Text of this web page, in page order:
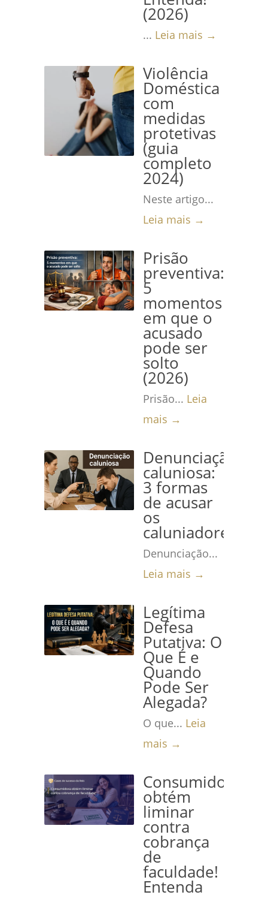
(2026)
... Leia mais →
Violência
Doméstica
com
medidas
protetivas
(guia
completo
2024)
Neste artigo...
Leia mais →
Prisão
preventiva:
5
momentos
em que o
acusado
pode ser
solto
(2026)
Prisão... Leia
mais →
Denunciação
caluniosa:
3 formas
de acusar
os
caluniadores
Denunciação...
Leia mais →
Legítima
Defesa
Putativa: O
Que É e
Quando
Pode Ser
Alegada?
O que... Leia
mais →
Consumidora
obtém
liminar
contra
cobrança
de
faculdade!
Entenda